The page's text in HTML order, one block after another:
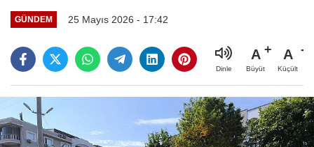
GÜNDEM 25 Mayıs 2026 - 17:42
Dinle
A
Büyüt
A
Küçült